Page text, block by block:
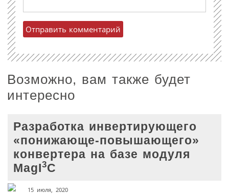
Возможно, вам также будет
интересно
Разработка инвертирующего
«понижающе-повышающего»
конвертера на базе модуля
MagI3C
15 июля, 2020